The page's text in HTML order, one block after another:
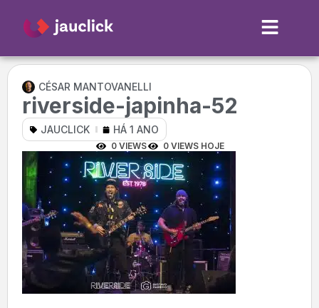
CÉSAR MANTOVANELLI
riverside-japinha-52
JAUCLICK HÁ 1 ANO
0 VIEWS 0 VIEWS HOJE